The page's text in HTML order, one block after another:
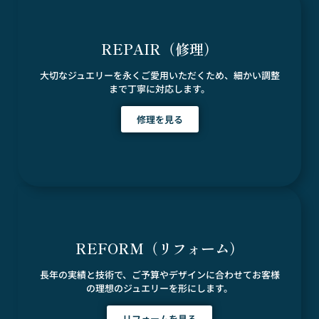
REPAIR（修理）
大切なジュエリーを永くご愛用いただくため、細かい調整
まで丁寧に対応します。
修理を見る
REFORM（リフォーム）
長年の実績と技術で、ご予算やデザインに合わせてお客様
の理想のジュエリーを形にします。